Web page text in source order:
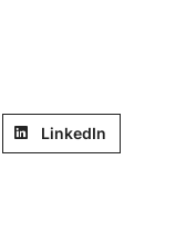
LinkedIn